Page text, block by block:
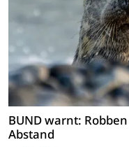
BUND warnt:
Abstand